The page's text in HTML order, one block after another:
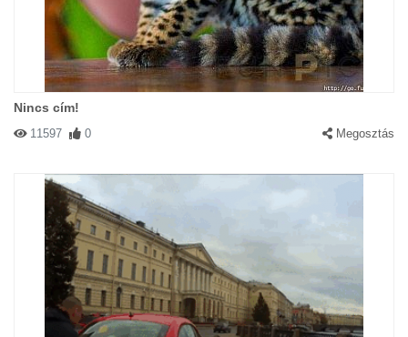
Nincs cím!
11597 0 Megosztás